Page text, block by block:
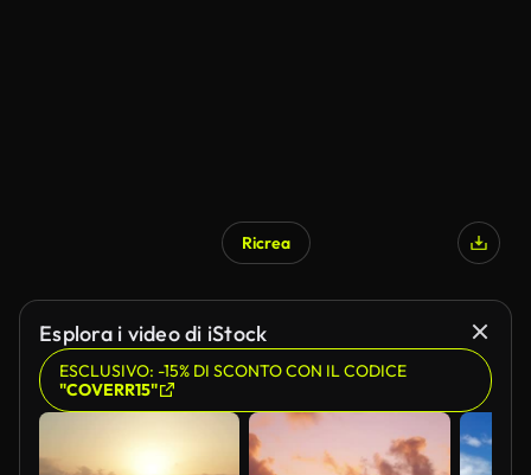
Ricrea
Esplora i video di iStock
ESCLUSIVO: -15% DI SCONTO CON IL CODICE
"COVERR15"